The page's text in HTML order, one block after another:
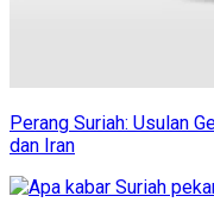
Perang Suriah: Usulan
dan Iran